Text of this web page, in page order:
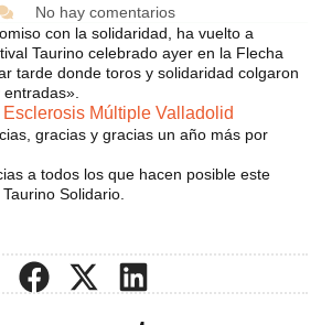
No hay comentarios
con la solidaridad, ha vuelto a
Taurino celebrado ayer en la Flecha
tarde donde toros y solidaridad colgaron
Múltiple Valladolid
gracias y gracias un año más por
a todos los que hacen posible este
Solidario.